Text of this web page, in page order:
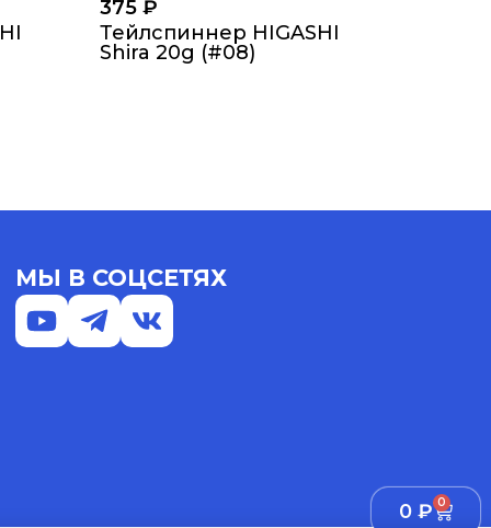
0 ₽ 0
375 ₽
Тейлспиннер HIGASHI
Shira 20g (#08)
МЫ В СОЦСЕТЯХ